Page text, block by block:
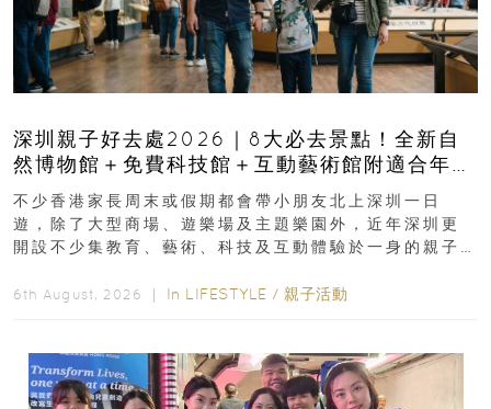
深圳親子好去處2026｜8大必去景點！全新自
然博物館＋免費科技館＋互動藝術館附適合年
齡、交通、門票、開放時間
不少香港家長周末或假期都會帶小朋友北上深圳一日
遊，除了大型商場、遊樂場及主題樂園外，近年深圳更
開設不少集教育、藝術、科技及互動體驗於一身的親子
6th August, 2026 ｜ In LIFESTYLE / 親子活動